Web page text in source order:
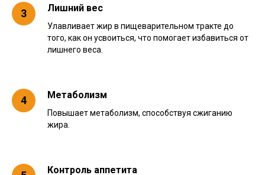
Лишний вес
Улавливает жир в пищеварительном тракте до
того, как он усвоиться, что помогает избавиться от
лишнего веса.
Метаболизм
Повышает метаболизм, способствуя сжиганию
жира.
Контроль аппетита